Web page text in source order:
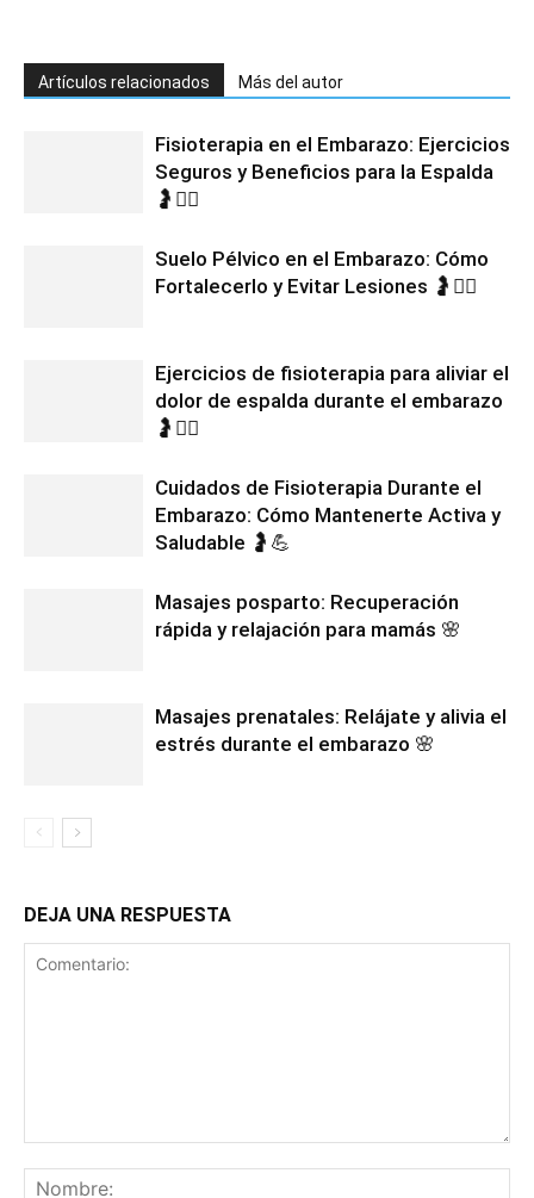
Artículos relacionados Más del autor
Fisioterapia en el Embarazo: Ejercicios
Seguros y Beneficios para la Espalda
🤰💆‍♀️
Suelo Pélvico en el Embarazo: Cómo
Fortalecerlo y Evitar Lesiones 🤰🧘‍♀️
Ejercicios de fisioterapia para aliviar el
dolor de espalda durante el embarazo
🤰🧘‍♀️
Cuidados de Fisioterapia Durante el
Embarazo: Cómo Mantenerte Activa y
Saludable 🤰💪
Masajes posparto: Recuperación
rápida y relajación para mamás 🌸
Masajes prenatales: Relájate y alivia el
estrés durante el embarazo 🌸
DEJA UNA RESPUESTA